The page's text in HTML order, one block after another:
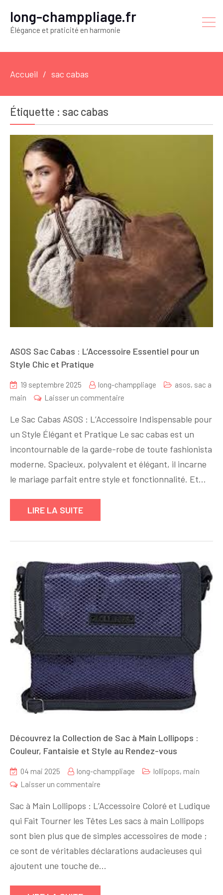
long-champpliage.fr
Élégance et praticité en harmonie
Accueil sac cabas
Étiquette : sac cabas
ASOS Sac Cabas : L’Accessoire Essentiel pour un
Style Chic et Pratique
19 septembre 2025 long-champpliage asos, sac a
main
Laisser un commentaire
Sac
Cabas
:
L’Accessoire
Essentiel
et
Le Sac Cabas ASOS : L’Accessoire Indispensable pour
un Style Élégant et Pratique Le sac cabas est un
incontournable de la garde-robe de toute fashionista
moderne. Spacieux, polyvalent et élégant, il incarne
le mariage parfait entre style et fonctionnalité. Et…
LIRE LA SUITE
Découvrez la Collection de Sac à Main Lollipops :
Couleur, Fantaisie et Style au Rendez-vous
04 mai 2025 long-champpliage lollipops, main
Laisser un commentaire
la
Collection
de
Sac
Lollipops
Sac à Main Lollipops : L’Accessoire Coloré et Ludique
qui Fait Tourner les Têtes Les sacs à main Lollipops
sont bien plus que de simples accessoires de mode ;
ce sont de véritables déclarations audacieuses qui
ajoutent une touche de…